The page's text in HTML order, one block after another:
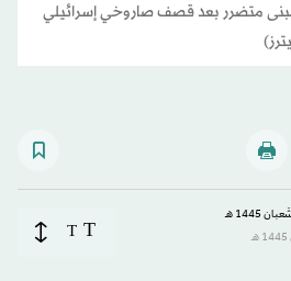
متضرر بعد قصف صاروخي إسرائيلي
T
T